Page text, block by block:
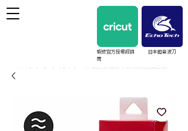
cricut / EchoTech / Prinker 台灣授權經銷｜教學與維護支援
蝦皮官方授權經銷
商
日本超音波刀